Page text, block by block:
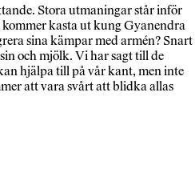
Stora utmaningar står inför
kasta ut kung Gyanendra
sina kämpar med armén? Snart
och mjölk. Vi har sagt till de
hjälpa till på vår kant, men inte
att vara svårt att blidka allas